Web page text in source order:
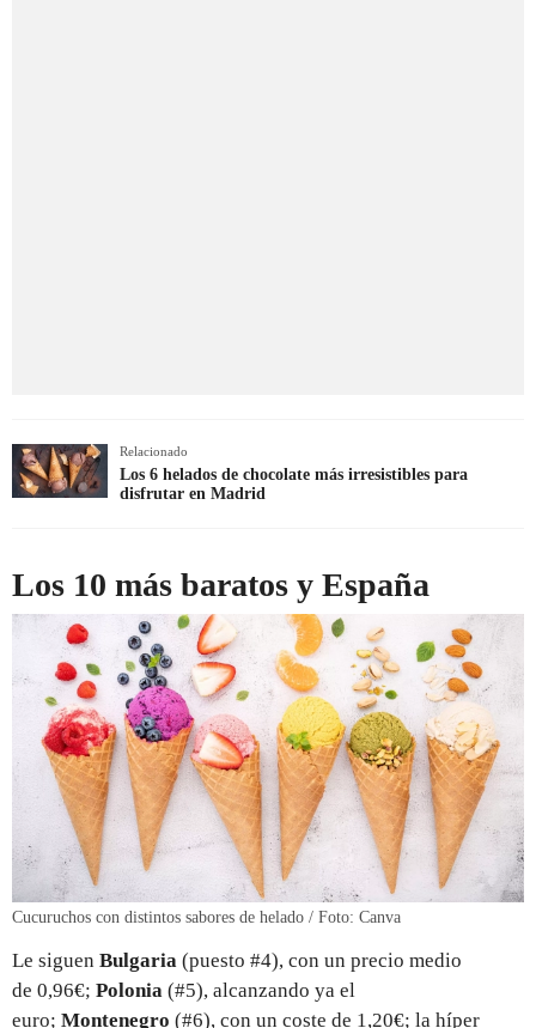
Relacionado
Los 6 helados de chocolate más irresistibles para
disfrutar en Madrid
Los 10 más baratos y España
Cucuruchos con distintos sabores de helado / Foto: Canva
Le siguen Bulgaria (puesto #4), con un precio medio
de 0,96€; Polonia (#5), alcanzando ya el
euro; Montenegro (#6), con un coste de 1,20€; la híper